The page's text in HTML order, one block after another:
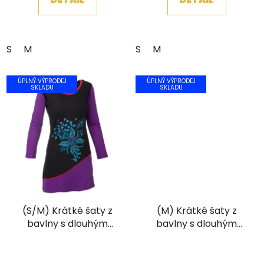
S M S M
ÚPLNÝ VÝPRODEJ
SKLADU
(S/M) Krátké šaty z
bavlny s dlouhým
ÚPLNÝ VÝPRODEJ
SKLADU
(M) Krátké šaty z
bavlny s dlouhým